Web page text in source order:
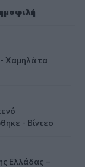
Χαμηλά τα
- Βίντεο
Ελλάδας –